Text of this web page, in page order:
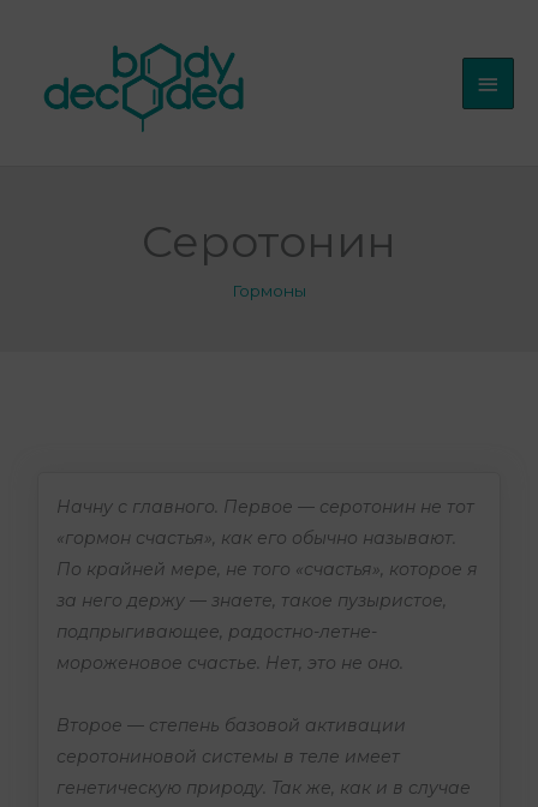
содержимому
Серотонин
Гормоны
Начну с главного. Первое — серотонин не тот
«гормон счастья», как его обычно называют.
По крайней мере, не того «счастья», которое я
за него держу — знаете, такое пузыристое,
подпрыгивающее, радостно-летне-
мороженовое счастье. Нет, это не оно.
Второе — степень базовой активации
серотониновой системы в теле имеет
генетическую природу. Так же, как и в случае